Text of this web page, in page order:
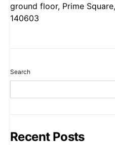
ground floor, Prime
140603
Search
Recent Posts